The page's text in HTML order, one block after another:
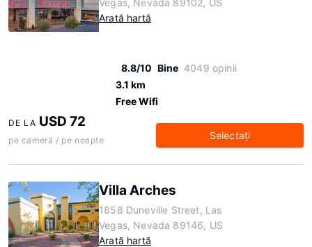
Vegas, Nevada 89102, US
Arată hartă
8.8/10 Bine 4049 opinii
3.1 km
Free Wifi
DE LA USD 72
pe cameră / pe noapte Selectaţi
Villa Arches
1858 Duneville Street, Las
Vegas, Nevada 89146, US
Arată hartă